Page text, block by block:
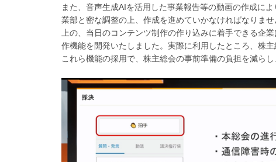
また、音声生成AIを活用した事業報告等の動画の作成に
業部と密な調整の上、作成を進めていかなければなりま
上の、当日のコンテンツ制作の作り込みに着手できる企
作機能を開発いたしました。実際に利用したところ、株
これら機能の採用で、株主総会の事前準備の負担を減ら